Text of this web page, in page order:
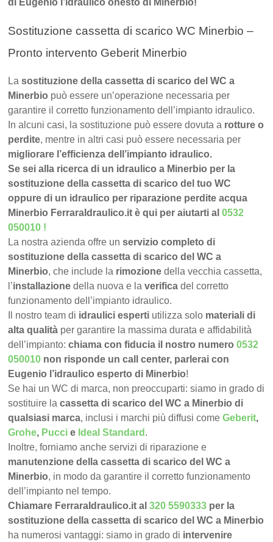
di Eugenio l’idraulico onesto di Minerbio!
Sostituzione cassetta di scarico WC Minerbio –
Pronto intervento Geberit Minerbio
Lasostituzione della cassetta di scarico del WC a
Minerbio può essere un’operazione necessaria per
garantire il corretto funzionamento dell’impianto idraulico.
In alcuni casi, la sostituzione può essere dovuta a rotture o
perdite, mentre in altri casi può essere necessaria per
migliorare l’efficienza dell’impianto idraulico.
Se sei alla ricerca di un idraulico a Minerbio per la
sostituzione della cassetta di scarico del tuo WC
oppure di un idraulico per riparazione perdite acqua
Minerbio FerraraIdraulico.it è qui per aiutarti al0532
050010 !
La nostra azienda offre unservizio completo di
sostituzione della cassetta di scarico del WC a
Minerbio, che include la rimozione della vecchia cassetta,
l’installazione della nuova e laverifica del corretto
funzionamento dell’impianto idraulico.
Il nostro team di idraulici esperti utilizza solo materiali di
alta qualità per garantire la massima durata e affidabilità
dell’impianto:chiama con fiducia il nostro numero0532
050010 non risponde un call center, parlerai con
Eugenio l’idraulico esperto di Minerbio!
Se hai un WC di marca, non preoccuparti: siamo in grado di
sostituire lacassetta di scarico del WC a Minerbio di
qualsiasi marca, inclusi i marchi più diffusi comeGeberit,
Grohe, Pucci e Ideal Standard .
Inoltre, forniamo anche servizi di riparazione e
manutenzione della cassetta di scarico del WC a
Minerbio, in modo da garantire il corretto funzionamento
dell’impianto nel tempo.
Chiamare FerraraIdraulico.it al320 5590333 per la
sostituzione della cassetta di scarico del WC a Minerbio
ha numerosi vantaggi: siamo in grado di intervenire